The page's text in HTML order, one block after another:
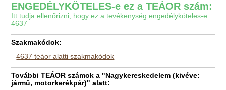
ENGEDÉLYKÖTELES-e ez a TEÁOR szám:
Itt tudja ellenőrizni, hogy ez a tevékenység engedélyköteles-e:
4637
Szakmakódok:
4637 teáor alatti szakmakódok
További TEÁOR számok a "Nagykereskedelem (kivéve:
jármű, motorkerékpár)" alatt: